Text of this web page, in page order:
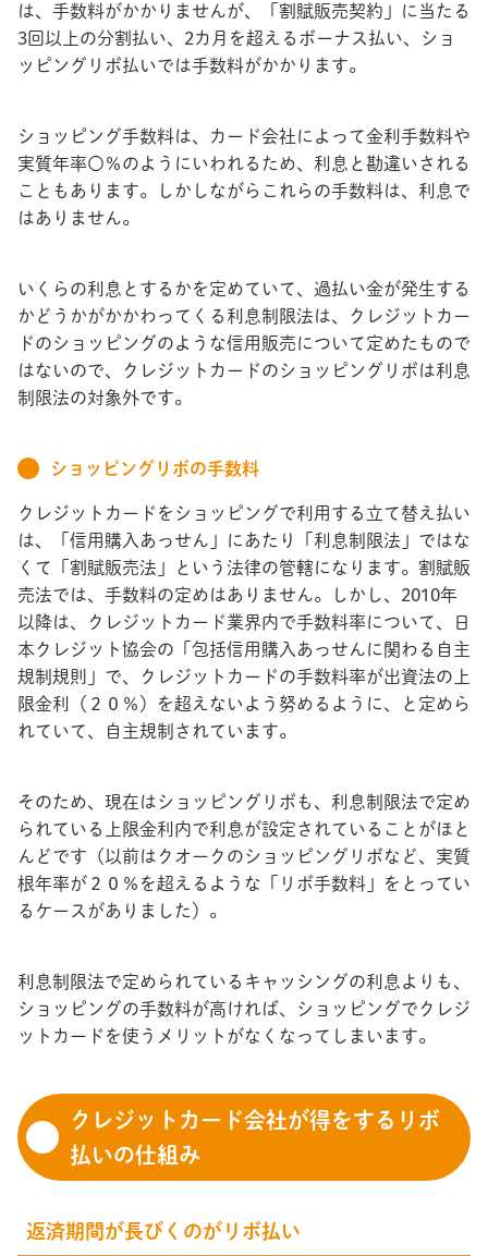
は、手数料がかかりませんが、「割賦販売契約」に当たる
3回以上の分割払い、2カ月を超えるボーナス払い、ショ
ッピングリボ払いでは手数料がかかります。
ショッピング手数料は、カード会社によって金利手数料や
実質年率〇％のようにいわれるため、利息と勘違いされる
こともあります。しかしながらこれらの手数料は、利息で
はありません。
いくらの利息とするかを定めていて、過払い金が発生する
かどうかがかかわってくる利息制限法は、クレジットカー
ドのショッピングのような信用販売について定めたもので
はないので、クレジットカードのショッピングリボは利息
制限法の対象外です。
ショッピングリボの手数料
クレジットカードをショッピングで利用する立て替え払い
は、「信用購入あっせん」にあたり「利息制限法」ではな
くて「割賦販売法」という法律の管轄になります。割賦販
売法では、手数料の定めはありません。しかし、2010年
以降は、クレジットカード業界内で手数料率について、日
本クレジット協会の「包括信用購入あっせんに関わる自主
規制規則」で、クレジットカードの手数料率が出資法の上
限金利（２０％）を超えないよう努めるように、と定めら
れていて、自主規制されています。
そのため、現在はショッピングリボも、利息制限法で定め
られている上限金利内で利息が設定されていることがほと
んどです（以前はクオークのショッピングリボなど、実質
根年率が２０％を超えるような「リボ手数料」をとってい
るケースがありました）。
利息制限法で定められているキャッシングの利息よりも、
ショッピングの手数料が高ければ、ショッピングでクレジ
ットカードを使うメリットがなくなってしまいます。
クレジットカード会社が得をするリボ
払いの仕組み
返済期間が長びくのがリボ払い